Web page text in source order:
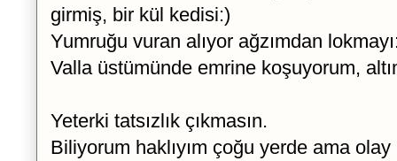
girmiş, bir kül kedisi:)
Yumruğu vuran alıyor ağzımdan
Valla üstümünde emrine koşuyorum,
Yeterki tatsızlık çıkmasın.
Biliyorum haklıyım çoğu yerde ama